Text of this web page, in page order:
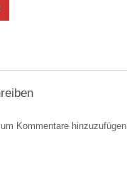
Kommentare hinzuzufügen.